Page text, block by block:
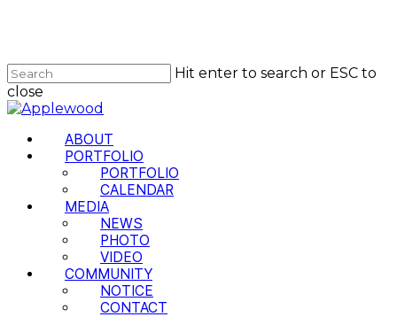
content
Hit enter to search or ESC to
close
Close
Menu
ABOUT
PORTFOLIO
PORTFOLIO
CALENDAR
MEDIA
NEWS
PHOTO
VIDEO
COMMUNITY
NOTICE
CONTACT